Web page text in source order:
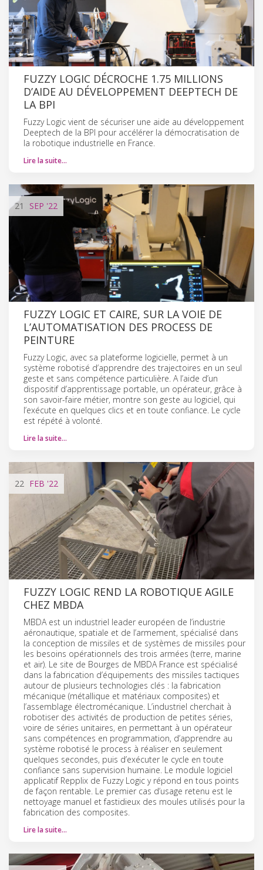
FUZZY LOGIC DÉCROCHE 1.75 MILLIONS
D’AIDE AU DÉVELOPPEMENT DEEPTECH DE
LA BPI
Fuzzy Logic vient de sécuriser une aide au développement
Deeptech de la BPI pour accélérer la démocratisation de
la robotique industrielle en France.
Lire la suite…
21 SEP '22
FUZZY LOGIC ET CAIRE, SUR LA VOIE DE
L’AUTOMATISATION DES PROCESS DE
PEINTURE
Fuzzy Logic, avec sa plateforme logicielle, permet à un
système robotisé d’apprendre des trajectoires en un seul
geste et sans compétence particulière. A l’aide d’un
dispositif d’apprentissage portable, un opérateur, grâce à
son savoir-faire métier, montre son geste au logiciel, qui
l’exécute en quelques clics et en toute confiance. Le cycle
est répété à volonté.
Lire la suite…
22 FEB '22
FUZZY LOGIC REND LA ROBOTIQUE AGILE
CHEZ MBDA
MBDA est un industriel leader européen de l’industrie
aéronautique, spatiale et de l’armement, spécialisé dans
la conception de missiles et de systèmes de missiles pour
les besoins opérationnels des trois armées (terre, marine
et air). Le site de Bourges de MBDA France est spécialisé
dans la fabrication d’équipements des missiles tactiques
autour de plusieurs technologies clés : la fabrication
mécanique (métallique et matériaux composites) et
l’assemblage électromécanique. L’industriel cherchait à
robotiser des activités de production de petites séries,
voire de séries unitaires, en permettant à un opérateur
sans compétences en programmation, d’apprendre au
système robotisé le process à réaliser en seulement
quelques secondes, puis d’exécuter le cycle en toute
confiance sans supervision humaine. Le module logiciel
applicatif Repplix de Fuzzy Logic y répond en tous points
de façon rentable. Le premier cas d’usage retenu est le
nettoyage manuel et fastidieux des moules utilisés pour la
fabrication des composites.
Lire la suite…